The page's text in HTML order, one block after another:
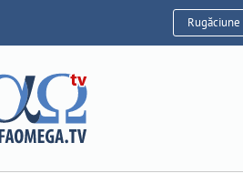
Rugăciune